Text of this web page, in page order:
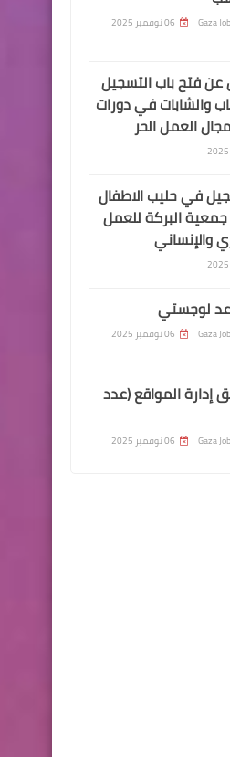
Gaza 06 نوفمبر 2025
عن فتح باب التسجيل
والشابات في دورات
العمل الحر
في حليب الاطفال
البركة للعمل
والإنساني
لوجستي
Gaza 06 نوفمبر 2025
إدارة المواقع (عدد
Gaza 06 نوفمبر 2025